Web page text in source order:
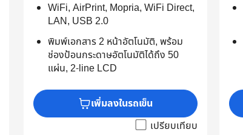
WiFi, AirPrint, Mopria, WiFi Direct,
LAN, USB 2.0
พิมพ์เอกสาร 2 หน้าอัตโนมัติ, พร้อม
ช่องป้อนกระดาษอัตโนมัติได้ถึง 50
แผ่น, 2-line LCD
เพิ่มลงในรถเข็น
เปรียบเทียบ